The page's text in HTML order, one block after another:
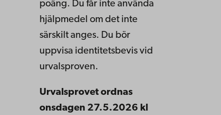
poäng. Du får inte använda
hjälpmedel om det inte
särskilt anges. Du bör
uppvisa identitetsbevis vid
urvalsproven.
Urvalsprovet ordnas
onsdagen 27.5.2026 kl